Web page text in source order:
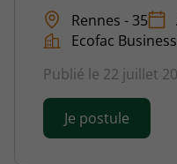
Rennes - 35
Ecofac
Publié le 22 juillet
Je postule